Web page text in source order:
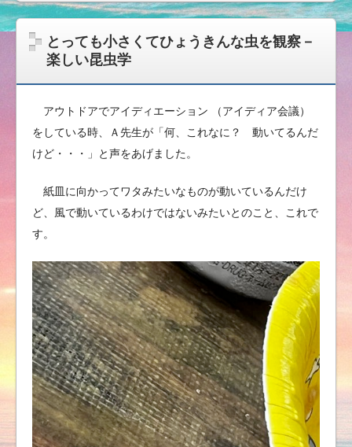
とっても小さくてひょうきんな虫を観察－
楽しい昆虫学
アウトドアでアイディエーション （アイディア会議）
をしている時、Ａ先生が「何、これなに？ 動いてるんだ
けど・・・」と声をあげました。
紙皿に向かってワタみたいなものが動いているんだけ
ど、風で動いているわけではないみたいとのこと、これで
す。